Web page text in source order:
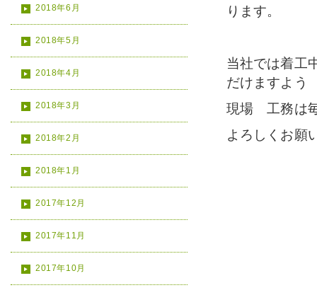
2018年6月
2018年5月
2018年4月
2018年3月
2018年2月
2018年1月
2017年12月
2017年11月
2017年10月
ります。
当社では着工
だけますよう
現場 工務は
よろしくお願